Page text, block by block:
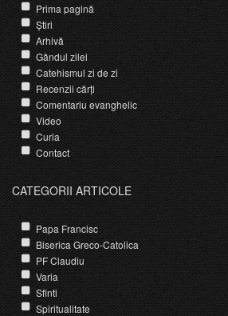
Prima pagină
Știri
Arhivă
Gândul zilei
Catehismul zi de zi
Recenzii cărți
Comentariu evanghelic
Video
Curia
Contact
CATEGORII ARTICOLE
Papa Francisc
Biserica Greco-Catolica
PF Claudiu
Varia
Sfinti
Spiritualitate